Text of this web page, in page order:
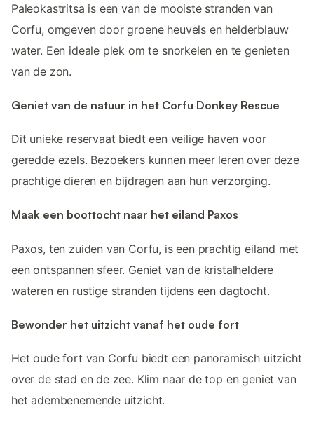
Paleokastritsa is een van de mooiste stranden van
Corfu, omgeven door groene heuvels en helderblauw
water. Een ideale plek om te snorkelen en te genieten
van de zon.
Geniet van de natuur in het Corfu Donkey Rescue
Dit unieke reservaat biedt een veilige haven voor
geredde ezels. Bezoekers kunnen meer leren over deze
prachtige dieren en bijdragen aan hun verzorging.
Maak een boottocht naar het eiland Paxos
Paxos, ten zuiden van Corfu, is een prachtig eiland met
een ontspannen sfeer. Geniet van de kristalheldere
wateren en rustige stranden tijdens een dagtocht.
Bewonder het uitzicht vanaf het oude fort
Het oude fort van Corfu biedt een panoramisch uitzicht
over de stad en de zee. Klim naar de top en geniet van
het adembenemende uitzicht.